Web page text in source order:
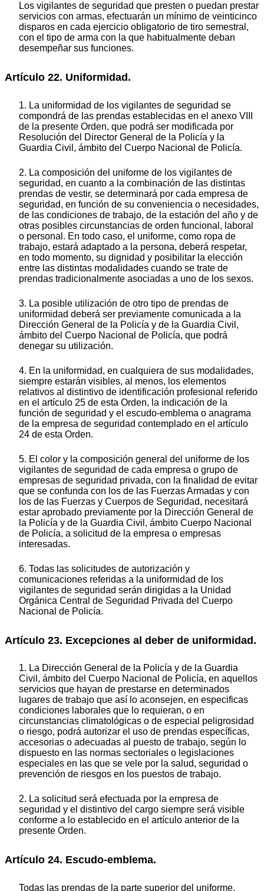
Los vigilantes de seguridad que presten o puedan prestar
servicios con armas, efectuarán un mínimo de veinticinco
disparos en cada ejercicio obligatorio de tiro semestral,
con el tipo de arma con la que habitualmente deban
desempeñar sus funciones.
Artículo 22. Uniformidad.
1. La uniformidad de los vigilantes de seguridad se
compondrá de las prendas establecidas en el anexo VIII
de la presente Orden, que podrá ser modificada por
Resolución del Director General de la Policía y la
Guardia Civil, ámbito del Cuerpo Nacional de Policía.
2. La composición del uniforme de los vigilantes de
seguridad, en cuanto a la combinación de las distintas
prendas de vestir, se determinará por cada empresa de
seguridad, en función de su conveniencia o necesidades,
de las condiciones de trabajo, de la estación del año y de
otras posibles circunstancias de orden funcional, laboral
o personal. En todo caso, el uniforme, como ropa de
trabajo, estará adaptado a la persona, deberá respetar,
en todo momento, su dignidad y posibilitar la elección
entre las distintas modalidades cuando se trate de
prendas tradicionalmente asociadas a uno de los sexos.
3. La posible utilización de otro tipo de prendas de
uniformidad deberá ser previamente comunicada a la
Dirección General de la Policía y de la Guardia Civil,
ámbito del Cuerpo Nacional de Policía, que podrá
denegar su utilización.
4. En la uniformidad, en cualquiera de sus modalidades,
siempre estarán visibles, al menos, los elementos
relativos al distintivo de identificación profesional referido
en el artículo 25 de esta Orden, la indicación de la
función de seguridad y el escudo-emblema o anagrama
de la empresa de seguridad contemplado en el artículo
24 de esta Orden.
5. El color y la composición general del uniforme de los
vigilantes de seguridad de cada empresa o grupo de
empresas de seguridad privada, con la finalidad de evitar
que se confunda con los de las Fuerzas Armadas y con
los de las Fuerzas y Cuerpos de Seguridad, necesitará
estar aprobado previamente por la Dirección General de
la Policía y de la Guardia Civil, ámbito Cuerpo Nacional
de Policía, a solicitud de la empresa o empresas
interesadas.
6. Todas las solicitudes de autorización y
comunicaciones referidas a la uniformidad de los
vigilantes de seguridad serán dirigidas a la Unidad
Orgánica Central de Seguridad Privada del Cuerpo
Nacional de Policía.
Artículo 23. Excepciones al deber de uniformidad.
1. La Dirección General de la Policía y de la Guardia
Civil, ámbito del Cuerpo Nacional de Policía, en aquellos
servicios que hayan de prestarse en determinados
lugares de trabajo que así lo aconsejen, en especificas
condiciones laborales que lo requieran, o en
circunstancias climatológicas o de especial peligrosidad
o riesgo, podrá autorizar el uso de prendas específicas,
accesorias o adecuadas al puesto de trabajo, según lo
dispuesto en las normas sectoriales o legislaciones
especiales en las que se vele por la salud, seguridad o
prevención de riesgos en los puestos de trabajo.
2. La solicitud será efectuada por la empresa de
seguridad y el distintivo del cargo siempre será visible
conforme a lo establecido en el artículo anterior de la
presente Orden.
Artículo 24. Escudo-emblema.
Todas las prendas de la parte superior del uniforme,